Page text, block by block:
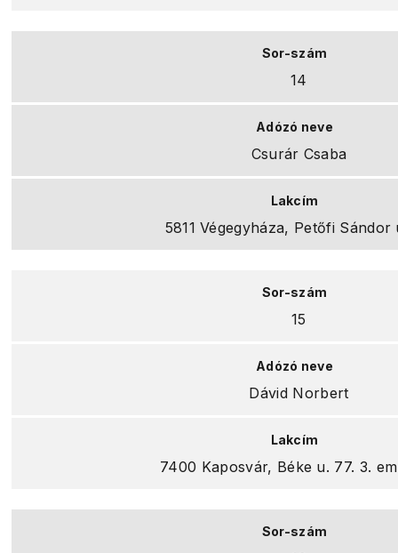
14
Csurár Csaba
5811 Végegyháza, Petőfi Sándor
15
Dávid Norbert
7400 Kaposvár, Béke u. 77. 3.